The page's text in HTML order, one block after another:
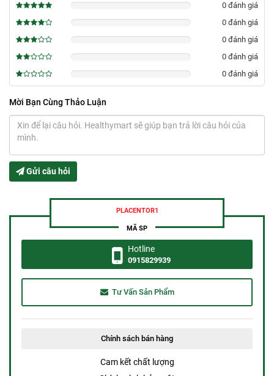
0 đánh giá
0 đánh giá
0 đánh giá
0 đánh giá
0 đánh giá
Mời Bạn Cùng Thảo Luận
Gửi câu hỏi
PLACENTOR1
MÃ SP
Hotline
0915829939
Tư Vấn Sản Phẩm
Chính sách bán hàng
Cam kết chất lượng